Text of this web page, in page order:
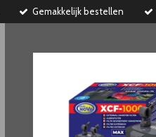
Gemakkelijk bestellen